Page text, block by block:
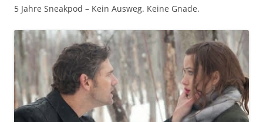
5 Jahre Sneakpod – Kein Ausweg. Keine Gnade.